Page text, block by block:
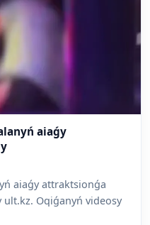
aiaǵy
aiaǵy attraktsionǵa
Oqiǵanyń videosy